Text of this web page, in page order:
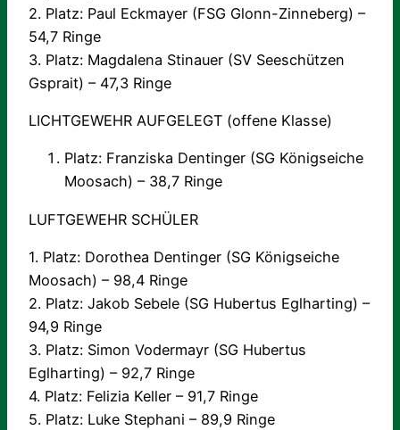
2. Platz: Paul Eckmayer (FSG Glonn-Zinneberg) –
54,7 Ringe
3. Platz: Magdalena Stinauer (SV Seeschützen
Gsprait) – 47,3 Ringe
LICHTGEWEHR AUFGELEGT (offene Klasse)
Platz: Franziska Dentinger (SG Königseiche
Moosach) – 38,7 Ringe
LUFTGEWEHR SCHÜLER
1. Platz: Dorothea Dentinger (SG Königseiche
Moosach) – 98,4 Ringe
2. Platz: Jakob Sebele (SG Hubertus Eglharting) –
94,9 Ringe
3. Platz: Simon Vodermayr (SG Hubertus
Eglharting) – 92,7 Ringe
4. Platz: Felizia Keller – 91,7 Ringe
5. Platz: Luke Stephani – 89,9 Ringe